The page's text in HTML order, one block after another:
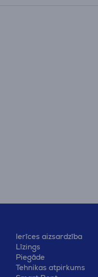
Ierīces aizsardzība
Līzings
Piegāde
Tehnikas atpirkums